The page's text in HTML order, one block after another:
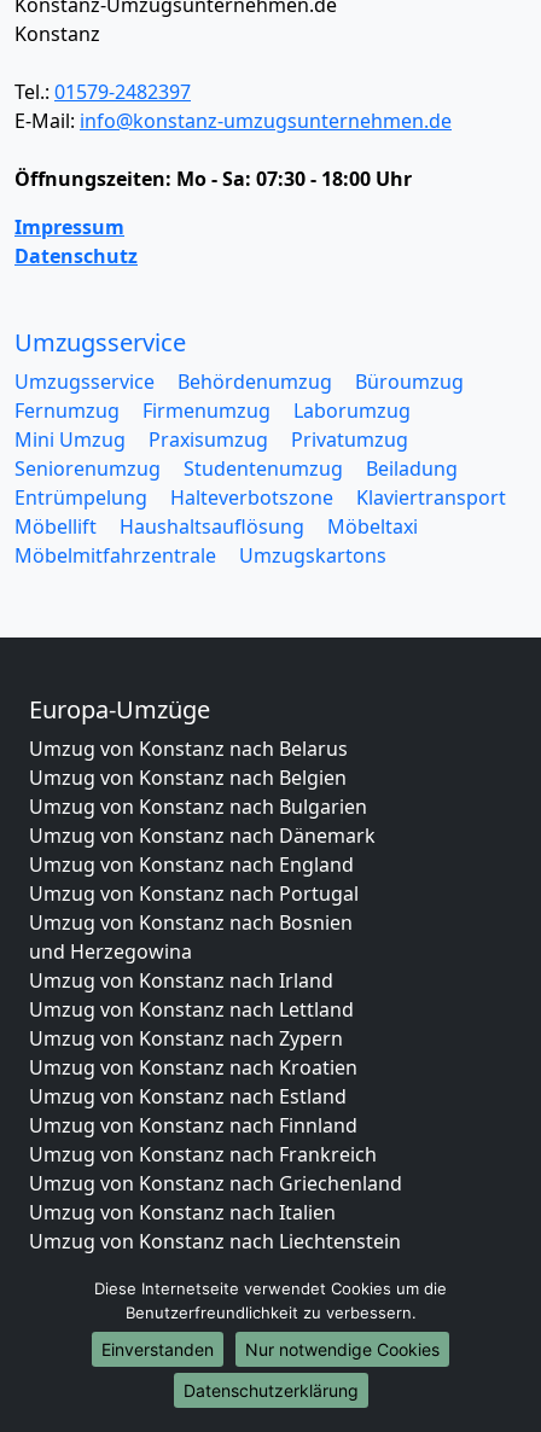
Konstanz
Tel.: 01579-2482397
E-Mail: info@konstanz-umzugsunternehmen.de
Öffnungszeiten: Mo - Sa: 07:30 - 18:00 Uhr
Impressum
Datenschutz
Umzugsservice
Umzugsservice Behördenumzug
Büroumzug
Fernumzug
Firmenumzug
Laborumzug
Mini Umzug
Praxisumzug
Privatumzug
Seniorenumzug
Studentenumzug
Beiladung
Entrümpelung
Halteverbotszone
Klaviertransport
Möbellift
Haushaltsauflösung
Möbeltaxi
Möbelmitfahrzentrale
Umzugskartons
Europa-Umzüge
Umzug von Konstanz nach Belarus
Umzug von Konstanz nach Belgien
Umzug von Konstanz nach Bulgarien
Umzug von Konstanz nach Dänemark
Umzug von Konstanz nach England
Umzug von Konstanz nach Portugal
Umzug von Konstanz nach Bosnien
und Herzegowina
Umzug von Konstanz nach Irland
Umzug von Konstanz nach Lettland
Umzug von Konstanz nach Zypern
Umzug von Konstanz nach Kroatien
Umzug von Konstanz nach Estland
Umzug von Konstanz nach Finnland
Umzug von Konstanz nach Frankreich
Umzug von Konstanz nach Griechenland
Umzug von Konstanz nach Italien
Umzug von Konstanz nach Liechtenstein
Umzug von Konstanz nach Niederlande
Umzug von Konstanz nach Norwegen
Umzüge-Deutschlandweit
Umzug von Konstanz nach Berlin
Diese Internetseite verwendet Cookies um die
Benutzerfreundlichkeit zu verbessern.
Einverstanden
Nur notwendige Cookies
Datenschutzerklärung